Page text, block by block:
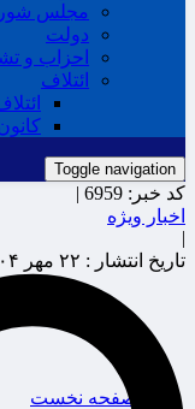
مجلس
دولت
احزاب و
ائتلاف
Toggle navigation
صفحه نخست
کد خبر: 6959 |
اخبار ویژه
|
تاریخ انتشار : ۲۲ مهر ۱۴۰۴ - ۸:۲۰ |